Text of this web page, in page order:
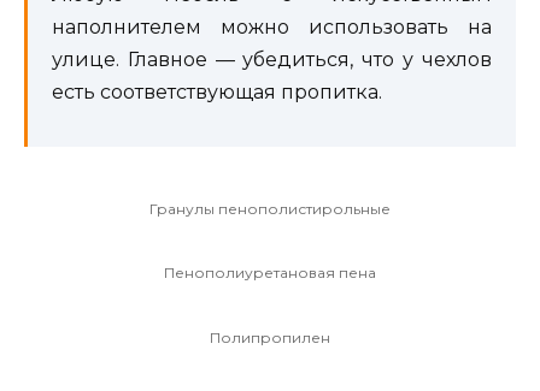
наполнителем можно использовать на
улице. Главное — убедиться, что у чехлов
есть соответствующая пропитка.
Гранулы пенополистирольные
Пенополиуретановая пена
Полипропилен